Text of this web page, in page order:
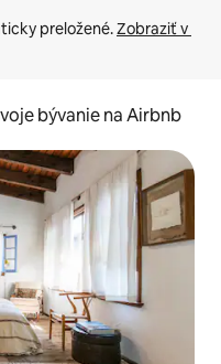
preložené. Zobraziť v
bývanie na Airbnb